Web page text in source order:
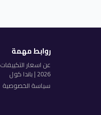
روابط مهمة
عن اسعار التكييفات
2026 | باندا كول
سياسة الخصوصية